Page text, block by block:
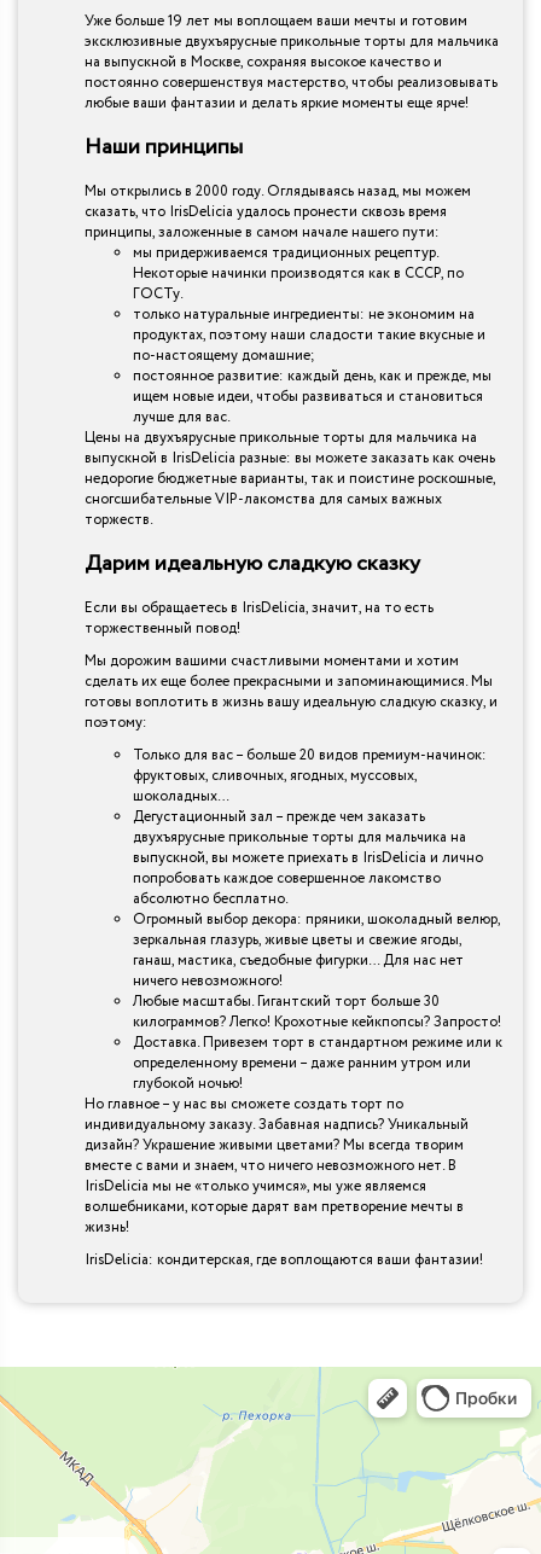
Уже больше 19 лет мы воплощаем ваши мечты и готовим
эксклюзивные двухъярусные прикольные торты для мальчика
на выпускной в Москве, сохраняя высокое качество и
постоянно совершенствуя мастерство, чтобы реализовывать
любые ваши фантазии и делать яркие моменты еще ярче!
Наши принципы
Мы открылись в 2000 году. Оглядываясь назад, мы можем
сказать, что IrisDelicia удалось пронести сквозь время
принципы, заложенные в самом начале нашего пути:
мы придерживаемся традиционных рецептур.
Некоторые начинки производятся как в СССР, по
ГОСТу.
только натуральные ингредиенты: не экономим на
продуктах, поэтому наши сладости такие вкусные и
по-настоящему домашние;
постоянное развитие: каждый день, как и прежде, мы
ищем новые идеи, чтобы развиваться и становиться
лучше для вас.
Цены на двухъярусные прикольные торты для мальчика на
выпускной в IrisDelicia разные: вы можете заказать как очень
недорогие бюджетные варианты, так и поистине роскошные,
сногсшибательные VIP-лакомства для самых важных
торжеств.
Дарим идеальную сладкую сказку
Если вы обращаетесь в IrisDelicia, значит, на то есть
торжественный повод!
Мы дорожим вашими счастливыми моментами и хотим
сделать их еще более прекрасными и запоминающимися. Мы
готовы воплотить в жизнь вашу идеальную сладкую сказку, и
поэтому:
Только для вас – больше 20 видов премиум-начинок:
фруктовых, сливочных, ягодных, муссовых,
шоколадных…
Дегустационный зал – прежде чем заказать
двухъярусные прикольные торты для мальчика на
выпускной, вы можете приехать в IrisDelicia и лично
попробовать каждое совершенное лакомство
абсолютно бесплатно.
Огромный выбор декора: пряники, шоколадный велюр,
зеркальная глазурь, живые цветы и свежие ягоды,
ганаш, мастика, съедобные фигурки… Для нас нет
ничего невозможного!
Любые масштабы. Гигантский торт больше 30
килограммов? Легко! Крохотные кейкпопсы? Запросто!
Доставка. Привезем торт в стандартном режиме или к
определенному времени – даже ранним утром или
глубокой ночью!
Но главное – у нас вы сможете создать торт по
индивидуальному заказу. Забавная надпись? Уникальный
дизайн? Украшение живыми цветами? Мы всегда творим
вместе с вами и знаем, что ничего невозможного нет. В
IrisDelicia мы не «только учимся», мы уже являемся
волшебниками, которые дарят вам претворение мечты в
жизнь!
IrisDelicia: кондитерская, где воплощаются ваши фантазии!